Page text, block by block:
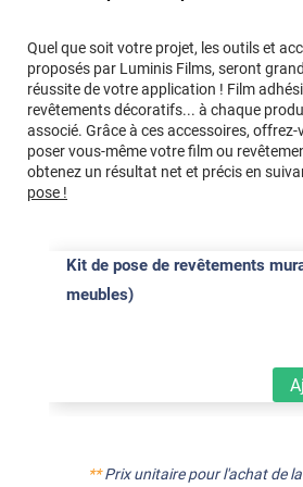
Quel que soit votre projet, les outils et
proposés par Luminis Films, seront
réussite de votre application ! Film
revêtements décoratifs... à chaque
associé. Grâce à ces accessoires,
poser vous-même votre film ou
obtenez un résultat net et précis en
pose !
Kit de pose de revêtements
meubles)
**Prix unitaire pour l'achat de